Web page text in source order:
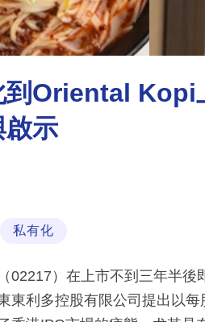
到Oriental Kopi
啟示
私有化
02217）在上市不到三年半
東利多控股有限公司提出以